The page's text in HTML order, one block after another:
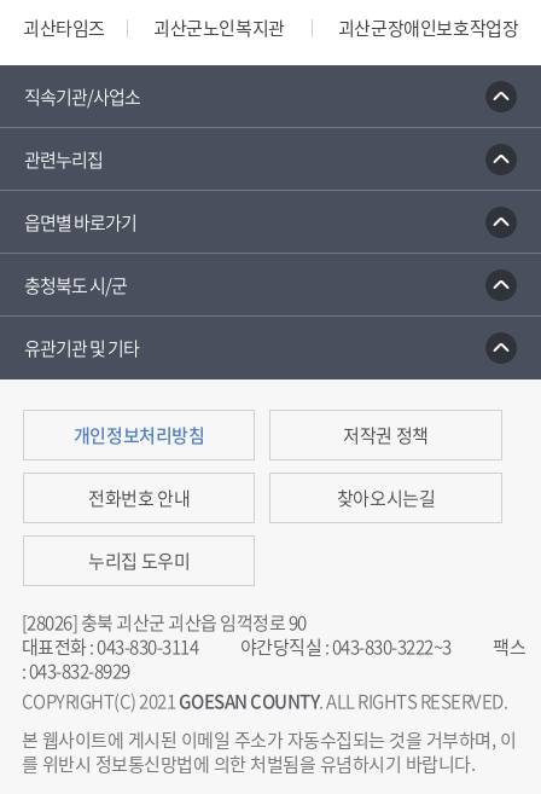
괴산타임즈 괴산군노인복지관
괴산군장애인보호작업장
직속기관/사업소
관련누리집
읍면별 바로가기
충청북도 시/군
유관기관 및 기타
개인정보처리방침 저작권 정책
전화번호 안내 찾아오시는길
누리집 도우미
[28026] 충북 괴산군 괴산읍 임꺽정로 90
대표전화:043-830-3114 야간당직실 :043-830-3222~3
팩스
:043-832-8929
COPYRIGHT(C) 2021GOESAN COUNTY. ALL RIGHTS RESERVED.
본 웹사이트에 게시된 이메일 주소가 자동수집되는 것을 거부하며, 이
를 위반시 정보통신망법에 의한 처벌됨을 유념하시기 바랍니다.